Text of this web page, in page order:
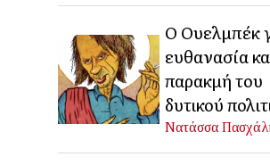
Ο Ουελμπέκ
ευθανασία
παρακμή του
δυτικού
Νατάσσα